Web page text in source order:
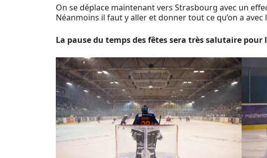
On se déplace maintenant vers Strasbourg avec un
Néanmoins il faut y aller et donner tout ce qu’on a
La pause du temps des fêtes sera très salutaire